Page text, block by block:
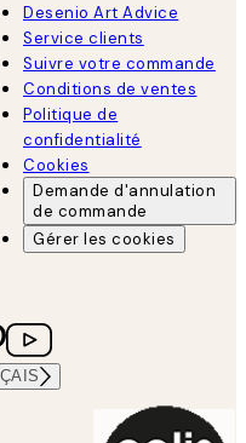
Desenio Art Advice
Service clients
Suivre votre commande
Conditions de ventes
Politique de
confidentialité
Cookies
Demande d'annulation
de commande
Gérer les cookies